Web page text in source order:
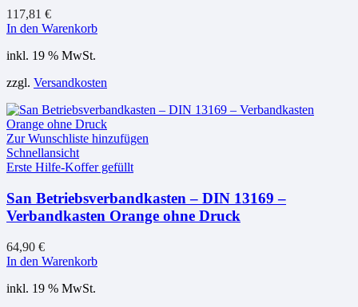
117,81 €
In den Warenkorb
inkl. 19 % MwSt.
zzgl. Versandkosten
Zur Wunschliste hinzufügen
Schnellansicht
Erste Hilfe-Koffer gefüllt
San Betriebsverbandkasten – DIN 13169 –
Verbandkasten Orange ohne Druck
64,90 €
In den Warenkorb
inkl. 19 % MwSt.